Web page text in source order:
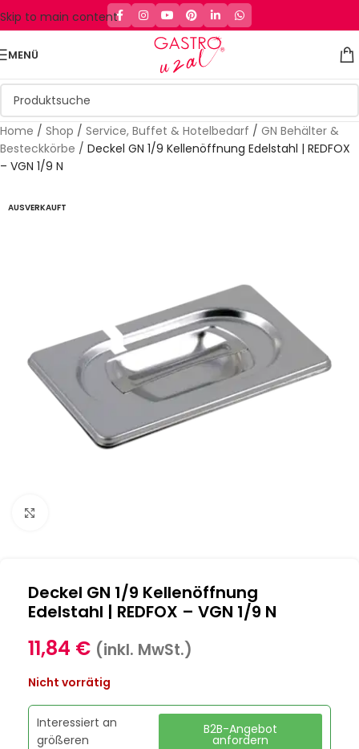
Skip to main content
MENÜ
Home / Shop / Service, Buffet & Hotelbedarf / GN Behälter &
Besteckkörbe / Deckel GN 1/9 Kellenöffnung Edelstahl | REDFOX
– VGN 1/9 N
AUSVERKAUFT
Deckel GN 1/9 Kellenöffnung
Edelstahl | REDFOX – VGN 1/9 N
11,84 € (inkl. MwSt.)
Nicht vorrätig
Interessiert an
größeren
B2B-Angebot
anfordern